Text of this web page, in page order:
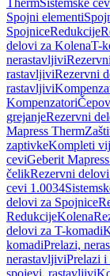
ThermSistemske
Spojni elementi
SpojniceRedukcije
delovi za KolenaT-
nerastavljivi
rastavljiviRezervni
rastavljivi
Kompenzatori
grejanjeRezervni
Mapress Therm
zaptivkeKompleti
ceviGeberit
čelikRezervni
cevi 1.0034
delovi za Spojnice
RedukcijeKolena
delovi za T-komadi
komadiPrelazi,
nerastavljiviPrelazi
spojevi, rastavljivi